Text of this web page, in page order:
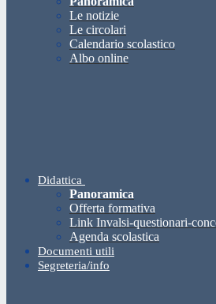
Le notizie
Le circolari
Calendario scolastico
Albo online
Didattica
Panoramica
Offerta formativa
Link Invalsi-questionari-
Agenda scolastica
Documenti utili
Segreteria/info